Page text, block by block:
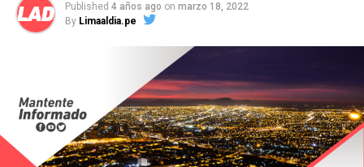
Published 4 años ago on marzo 18, 2022
By Limaaldia.pe